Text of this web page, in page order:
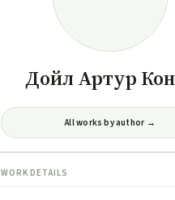
Дойл Артур
All works by author →
WORK DETAILS